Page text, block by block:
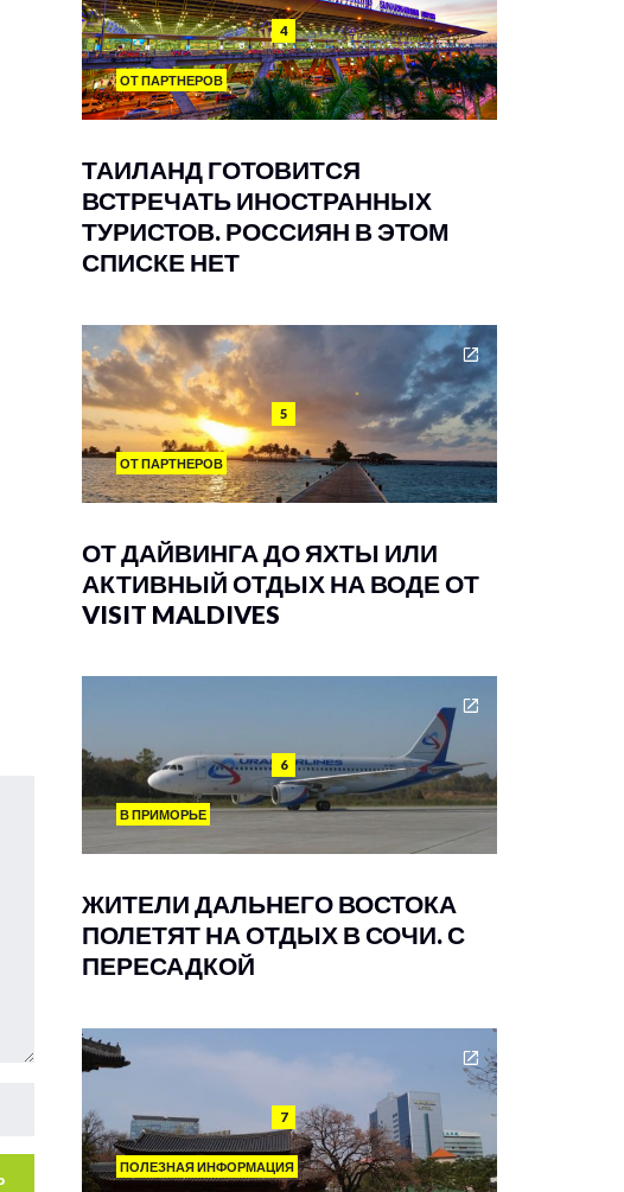
4
ОТ ПАРТНЕРОВ
ТАИЛАНД ГОТОВИТСЯ
ВСТРЕЧАТЬ ИНОСТРАННЫХ
ТУРИСТОВ. РОССИЯН В ЭТОМ
СПИСКЕ НЕТ
5
ОТ ПАРТНЕРОВ
ОТ ДАЙВИНГА ДО ЯХТЫ ИЛИ
АКТИВНЫЙ ОТДЫХ НА ВОДЕ ОТ
VISIT MALDIVES
6
В ПРИМОРЬЕ
ЖИТЕЛИ ДАЛЬНЕГО ВОСТОКА
ПОЛЕТЯТ НА ОТДЫХ В СОЧИ. С
ПЕРЕСАДКОЙ
7
ПОЛЕЗНАЯ ИНФОРМАЦИЯ